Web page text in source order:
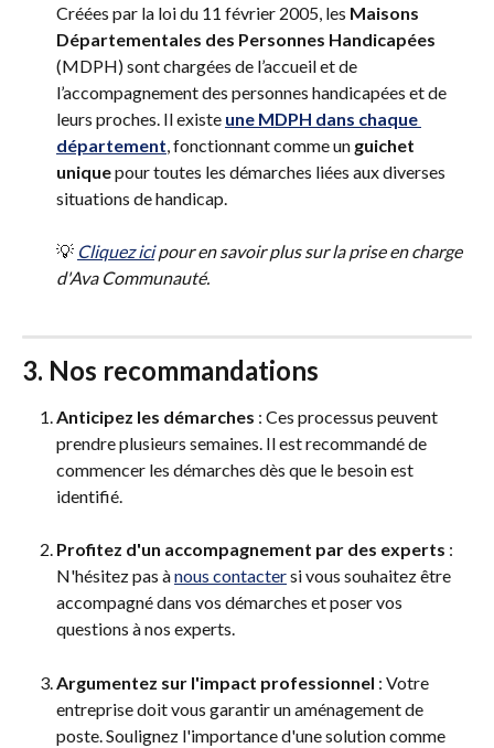
Créées par la loi du 11 février 2005, les Maisons
Départementales des Personnes Handicapées
(MDPH) sont chargées de l’accueil et de
l’accompagnement des personnes handicapées et de
leurs proches. Il existe une MDPH dans chaque
département , fonctionnant comme un guichet
unique pour toutes les démarches liées aux diverses
situations de handicap.
💡 Cliquez ici pour en savoir plus sur la prise en charge
d'Ava Communauté.
3. Nos recommandations
Anticipez les démarches : Ces processus peuvent
prendre plusieurs semaines. Il est recommandé de
commencer les démarches dès que le besoin est
identifié.
Profitez d'un accompagnement par des experts :
N'hésitez pas à nous contacter si vous souhaitez être
accompagné dans vos démarches et poser vos
questions à nos experts.
Argumentez sur l'impact professionnel : Votre
entreprise doit vous garantir un aménagement de
poste. Soulignez l'importance d'une solution comme